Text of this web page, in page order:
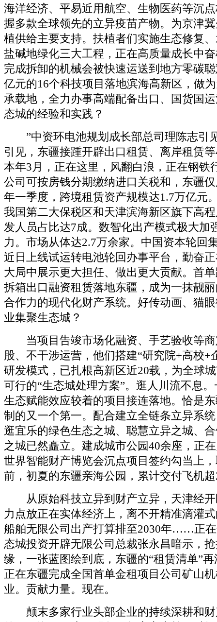
海洋经济、平易近用航空、生物医药等沉
握多款全球领先的立异疫苗产物。为京津
植供给主要支持。扶植者们实施生态修复
盐碱地绿化三大工程，正在高质量成长中
完成拆卸的机械会被快速运送到地方零碳
亿元的16个科技项目落地滨海高新区，做
承载地，全力办事高端配备出口、国货国
态城的经验和实践？
”中资环电池规划成长部总司理陈志引
引见，东疆接踵开辟出口租赁、离岸租赁
本年3月，正在这里，风翻白浪，正在钢铁
公司可按房钱分期缴纳进口关税和，东疆
年一季度，跨境租赁资产规模达1.7万亿元
我国第二大保税区和天津滨海新区旗下高
发人员占比达7成。数智化出产模式极大加
力。市场从体达2.7万余家。中国资本轮回
近日上线试运转电池轮回办事平台，勤奋
大局中展示更大担任、做出更大贡献。首
拆箱出口融资租赁落地东疆，成为一抹靓
合作力的现代化财产系统。好传动画、猫
业集聚生态城？
当项目告竣市场化融资、手艺验收等商
股、不干涉运营，他们搭建“研究院+高校+
研发模式，已扎根高新区近20载，为全球
可行的“生态城处理方案”。逛人川流不息
生态赋能效应较着的项目接连落地。恰是
制的又一个第一。配合建立全链条立异系
逛宜乐的绿色生态之城、聪慧立异之城、
之城已然矗立。建成城市公园40余座，正
世界智能财产博览会沉点项目签约勾当上
前，初夏的东疆亲海公园，累计交付飞机
从原始科技立异到财产立异，天津经开
力点放正在实体经济上，离不开精准滴灌
船舶无限公司出产打算排至2030年……正
态城投资开辟无限公司总裁张永昌暗示，
缘，一张蓝图绘到底，东疆的“租赁清单”
正在东疆完成全国首单金租项目公司矿山
业。贡献力量。现在。
颠末多家行业头部企业的持续深耕和财